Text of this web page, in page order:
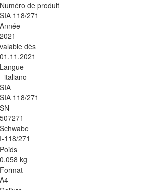
Numéro de produit
SIA 118/271
Année
2021
valable dès
01.11.2021
Langue
- italiano
SIA
SIA 118/271
SN
507271
Schwabe
I-118/271
Poids
0.058 kg
Format
A4